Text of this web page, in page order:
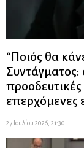
“Ποιός θα
Συντάγματος:
προοδευτικές
επερχόμενες
27 Ιουλίου 2026, 21:30